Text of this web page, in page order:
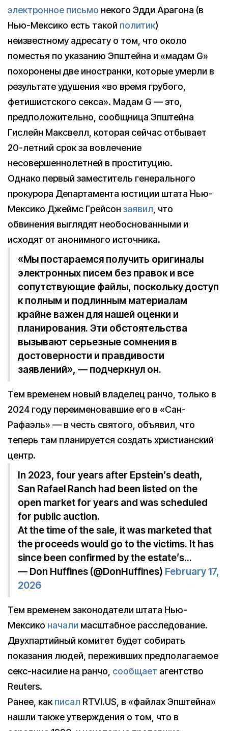
электронное письмо некого Эдди Арагона (в
Нью-Мексико есть такой политик)
неизвестному адресату о том, что около
поместья по указанию Эпштейна и «мадам G»
похоронены две иностранки, которые умерли в
результате удушения «во время грубого,
фетишистского секса». Мадам G — это,
предположительно, сообщница Эпштейна
Гислейн Максвелл, которая сейчас отбывает
20-летний срок за вовлечение
несовершеннолетней в проституцию.
Однако первый заместитель генерального
прокурора Департамента юстиции штата Нью-
Мексико Джеймс Грейсон заявил , что
обвинения выглядят необоснованными и
исходят от анонимного источника.
«Мы постараемся получить оригиналы
электронных писем без правок и все
сопутствующие файлы, поскольку доступ
к полным и подлинным материалам
крайне важен для нашей оценки и
планирования. Эти обстоятельства
вызывают серьезные сомнения в
достоверности и правдивости
заявлений», — подчеркнул он.
Тем временем новый владелец ранчо, только в
2024 году переименовавшие его в «Сан-
Рафаэль» — в честь святого, объявил, что
теперь там планируется создать христианский
центр.
In 2023, four years after Epstein’s death,
San Rafael Ranch had been listed on the
open market for years and was scheduled
for public auction.
At the time of the sale, it was marketed that
the proceeds would go to the victims. It has
since been confirmed by the estate’s…
— Don Huffines (@DonHuffines) February 17,
2026
Тем временем законодатели штата Нью-
Мексико начали масштабное расследование.
Двухпартийный комитет будет собирать
показания людей, переживших предполагаемое
секс-насилие на ранчо, сообщает агентство
Reuters.
Ранее, какписал RTVI.US, в «файлах Эпштейна»
нашли также утверждения о том, что в